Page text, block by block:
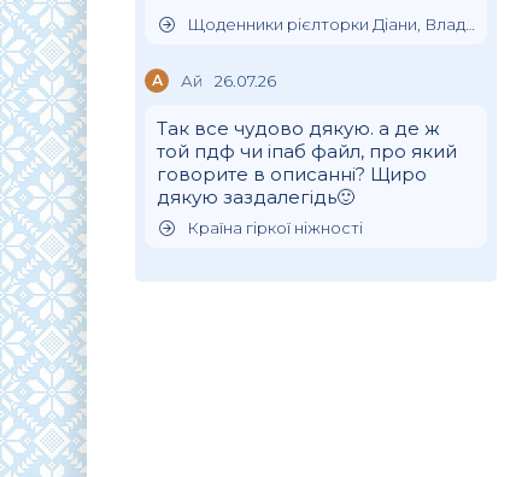
Щоденники рієлторки Діани, Влада Клімова
А Ай 26.07.26
Так все чудово дякую. а де ж
той пдф чи іпаб файл, про який
говорите в описанні? Щиро
дякую заздалегідь🙂
Країна гіркої ніжності